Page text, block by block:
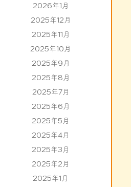
2026年1月
2025年12月
2025年11月
2025年10月
2025年9月
2025年8月
2025年7月
2025年6月
2025年5月
2025年4月
2025年3月
2025年2月
2025年1月